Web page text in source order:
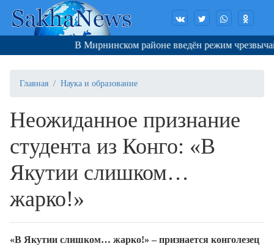
В Мирнинском районе введён режим
Главная Наука и образование
Неожиданное признание
студента из Конго: «В
Якутии слишком…
жарко!»
«В Якутии слишком… жарко!» – признается конголезец